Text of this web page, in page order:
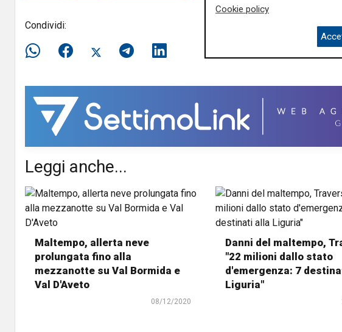
Condividi:
Leggi anche...
Maltempo, allerta neve
prolungata fino alla
mezzanotte su Val Bormida e
Val D'Aveto
08/12/2020
Danni del maltempo,
"22 milioni dallo stato
d'emergenza: 7
Liguria"
Cookie policy